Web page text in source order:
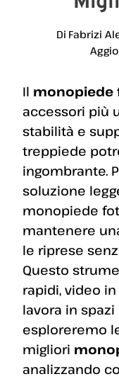
Di Fabrizi
Il monopiede
accessori più
stabilità e
treppiede
ingombrante.
soluzione
monopiede
mantenere
le riprese
Questo
rapidi, video
lavora in
esploreremo
migliori
analizzando